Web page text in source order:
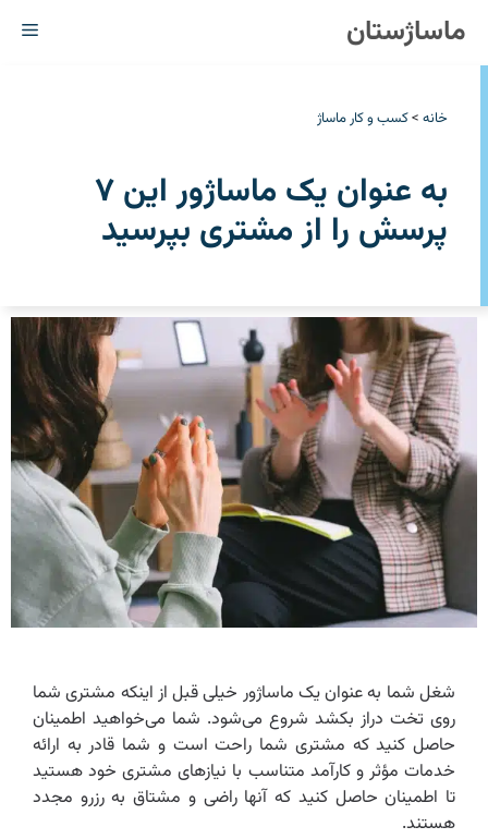
محتوا
ماساژستان
خانه >کسب و کار ماساژ
به عنوان یک ماساژور این ۷
پرسش را از مشتری بپرسید
شغل شما به عنوان یک ماساژور خیلی قبل از اینکه مشتری شما
روی تخت دراز بکشد شروع می‌شود. شما می‌خواهید اطمینان
حاصل کنید که مشتری شما راحت است و شما قادر به ارائه
خدمات مؤثر و کارآمد متناسب با نیازهای مشتری خود هستید
تا اطمینان حاصل کنید که آنها راضی و مشتاق به رزرو مجدد
هستند.